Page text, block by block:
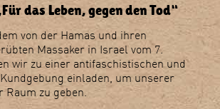
das Leben, gegen den Tod“
von der Hamas und ihren
Massaker in Israel vom 7.
wir zu einer antifaschistischen und
einladen, um unserer
zu geben.